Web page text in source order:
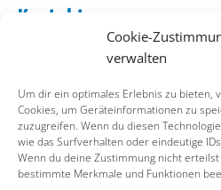
Cookie-
verwalten
Um dir ein optimales Erlebnis zu bieten,
Cookies, um Geräteinformationen zu
zuzugreifen. Wenn du diesen
wie das Surfverhalten oder eindeutige
Wenn du deine Zustimmung nicht
bestimmte Merkmale und Funktionen
Kontakt
Verlag Kontakt
Soziale Medien
Facebook
Instagram